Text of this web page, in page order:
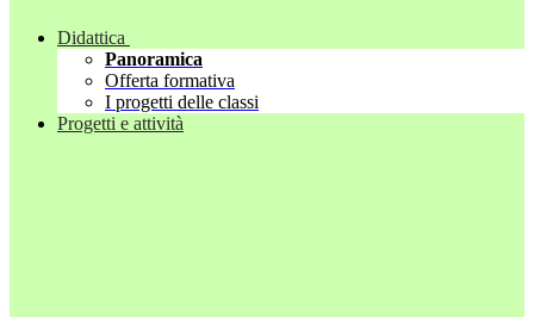
Didattica
Panoramica
Offerta formativa
I progetti delle classi
Progetti e attività